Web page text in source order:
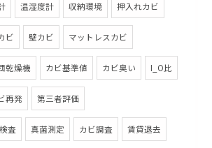
温湿度計 収納環境 押入れカビ
ビ 壁カビ マットレスカビ
乾燥機 カビ基準値 カビ臭い I_O比
再発 第三者評価
査 真菌測定 カビ調査 賃貸退去